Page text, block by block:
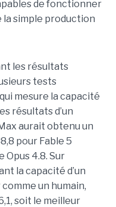
de fonctionner
la simple production
les résultats
tests
mesure la capacité
résultats d’un
aurait obtenu un
pour Fable 5
Opus 4.8. Sur
la capacité d’un
un humain,
soit le meilleur